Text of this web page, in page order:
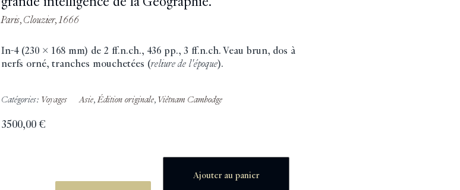
Paris, Clouzier, 1666
In-4 (230 x 168 mm) de 2 ff.n.ch., 436 pp., 3 ff.n.ch. Veau brun, dos à
nerfs orné, tranches mouchetées (reliure de l'époque).
Catégories: Voyages Asie,Édition originale, Viêtnam Cambodge
3500,00€
Ajouter au panier